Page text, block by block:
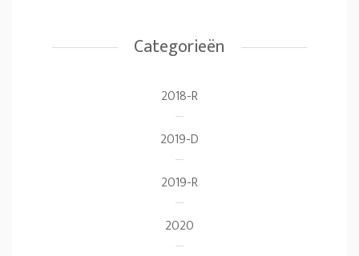
Categorieën
2018-R
2019-D
2019-R
2020